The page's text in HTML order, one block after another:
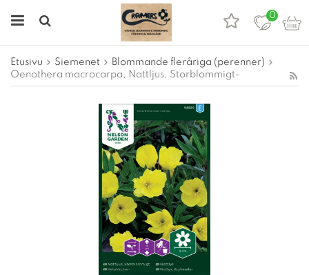
0
Etusivu Siemenet
Blommande fleråriga (perenner)
Oenothera macrocarpa, Nattljus, Storblommigt-